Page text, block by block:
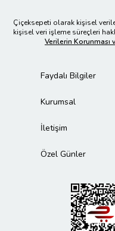
Çiçeksepeti olarak kişisel
kişisel veri işleme süreçleri
Verilerin Korunması
Faydalı Bilgiler
Kurumsal
İletişim
Özel Günler